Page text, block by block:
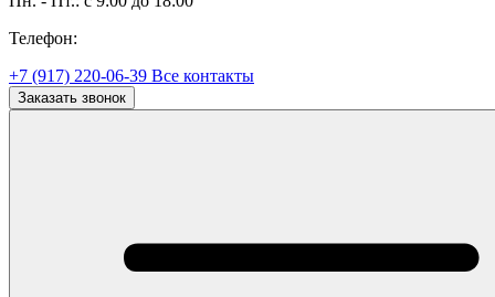
Телефон:
+7 (917) 220-06-39 Все контакты
Заказать звонок